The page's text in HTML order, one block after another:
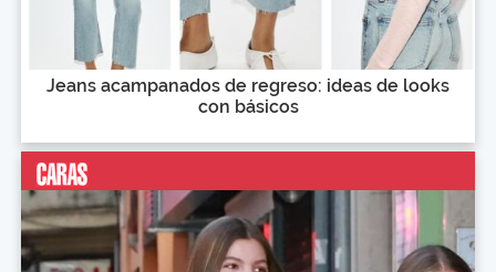
Jeans acampanados de regreso: ideas de looks
con básicos